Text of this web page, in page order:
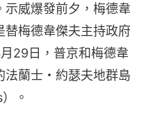
威爆發前夕，梅德韋
替梅德韋傑夫主持政府
29日，普京和梅德韋
蘭士・約瑟夫地群島
。